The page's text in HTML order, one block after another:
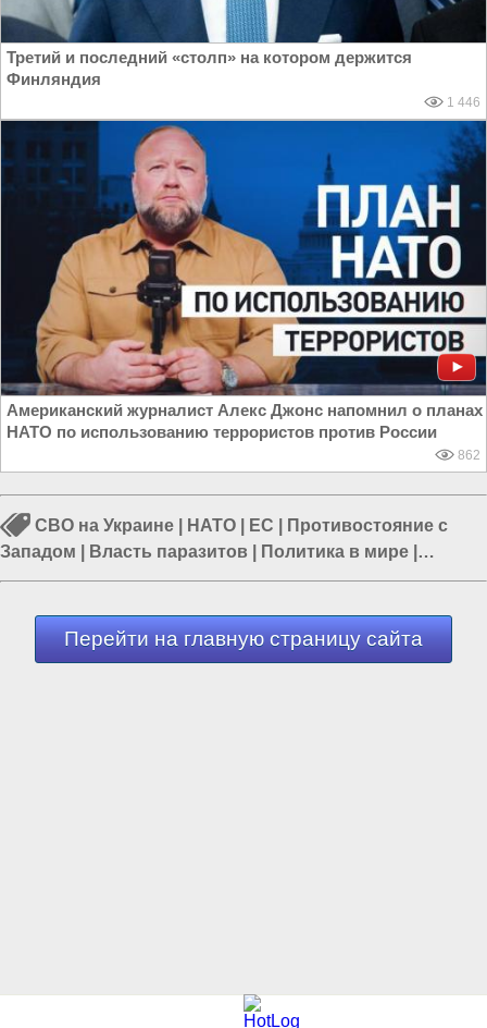
Третий и последний «столп» на котором держится
Финляндия
1 446
Американский журналист Алекс Джонс напомнил о планах
НАТО по использованию террористов против России
862
СВО на Украине НАТО ЕС
Противостояние с
Западом
Власть паразитов Политика в мире
Еврейская хунта Украины
Перейти на главную страницу сайта